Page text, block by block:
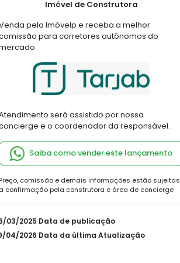
Imóvel de Construtora
pela Imóvelp e receba a melhor
para corretores autônomos do
será assistido por nossa
e o coordenador da responsável.
Saiba como vender este lançamento
comissão e demais informações estão sujeitas
confirmação pela construtora e área de concierge
03/2025 Data de publicação
04/2026 Data da última Atualização